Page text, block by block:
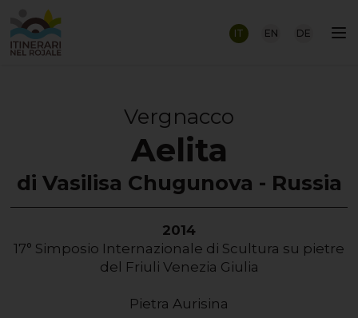
IT EN DE
Vergnacco
Aelita
di Vasilisa Chugunova - Russia
2014
17° Simposio Internazionale di Scultura su pietre
del Friuli Venezia Giulia
Pietra Aurisina